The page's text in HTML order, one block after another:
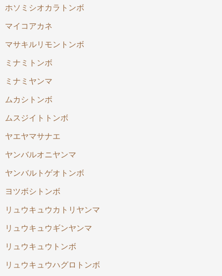
ホソミシオカラトンボ
マイコアカネ
マサキルリモントンボ
ミナミトンボ
ミナミヤンマ
ムカシトンボ
ムスジイトトンボ
ヤエヤマサナエ
ヤンバルオニヤンマ
ヤンバルトゲオトンボ
ヨツボシトンボ
リュウキュウカトリヤンマ
リュウキュウギンヤンマ
リュウキュウトンボ
リュウキュウハグロトンボ